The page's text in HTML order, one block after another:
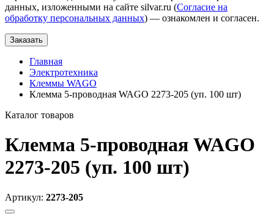
данных, изложенными на сайте silvar.ru (Согласие на
обработку персональных данных) — ознакомлен и согласен.
Заказать
Главная
Электротехника
Клеммы WAGO
Клемма 5-проводная WAGO 2273-205 (уп. 100 шт)
Каталог товаров
Клемма 5-проводная WAGO
2273-205 (уп. 100 шт)
Артикул: 2273-205